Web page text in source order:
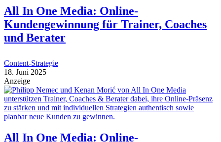
All In One Media: Online-
Kundengewinnung für Trainer, Coaches
und Berater
Content-Strategie
18. Juni 2025
Anzeige
All In One Media: Online-